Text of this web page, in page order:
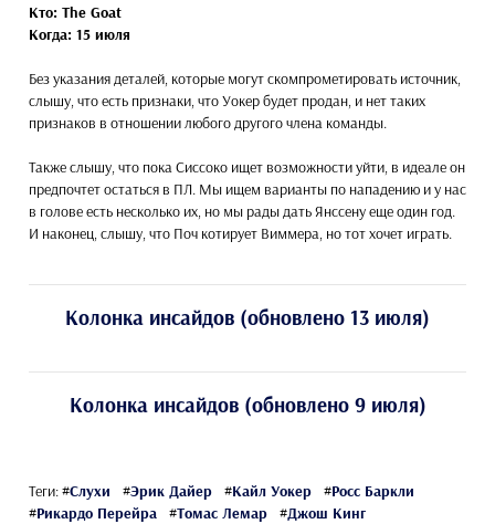
Кто: The Goat
Когда: 15 июля
Без указания деталей, которые могут скомпрометировать источник,
слышу, что есть признаки, что Уокер будет продан, и нет таких
признаков в отношении любого другого члена команды.
Также слышу, что пока Сиссоко ищет возможности уйти, в идеале он
предпочтет остаться в ПЛ. Мы ищем варианты по нападению и у нас
в голове есть несколько их, но мы рады дать Янссену еще один год.
И наконец, слышу, что Поч котирует Виммера, но тот хочет играть.
Колонка инсайдов (обновлено 13 июля)
Колонка инсайдов (обновлено 9 июля)
Теги:#Слухи #Эрик Дайер #Кайл Уокер #Росс Баркли
#Рикардо Перейра #Томас Лемар #Джош Кинг